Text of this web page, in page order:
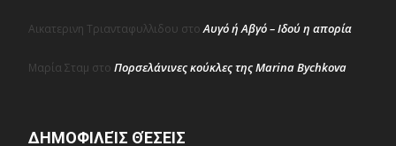
Αικατερινη Τριανταφυλλιδου στοΑυγό ή Αβγό – Ιδού η απορία
Μαρία Σταμ στο Πορσελάνινες κούκλες της Marina Bychkova
ΔΗΜΟΦΙΛΕΊΣ ΘΈΣΕΙΣ